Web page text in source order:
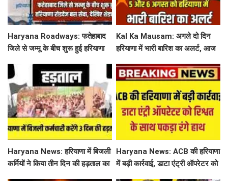
Haryana Roadways: फतेहाबाद
जिले से जम्मू के बीच शुरू हुई हरियाणा
Kal Ka Mausam: अगले दो दिन
हरियाणा में भारी बारिश का अलर्ट, आज
बदरा
Haryana News: हरियाणा में बिजली
कर्मियों ने किया तीन दिन की हड़ताल का
Haryana News: ACB की हरियाणा
में बड़ी कार्रवाई, डाटा एंट्री ऑपरेटर को